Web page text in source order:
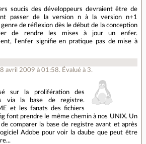
soucis des développeurs devraient être de
passer de la version n à la version n+1
de réflexion dès le début de la conception
de rendre les mises à jour un enfer.
l'enfer signifie en pratique pas de mise à
avril 2009 à 01:58. Évalué à 3.
sur la prolifération des
via la base de registre.
et les fanats des fichiers
font prendre le même chemin à nos UNIX. Un
comparer la base de registre avant et après
Adobe pour voir la daube que peut être